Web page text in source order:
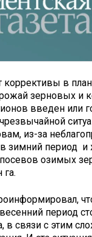
коррективы в
зерновых и
введен или
из-за
зимний период
озимых
период
в связи с этим